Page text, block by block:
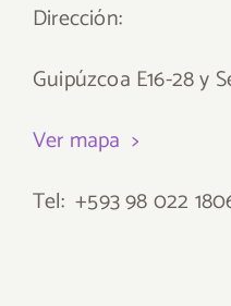
Dirección:
Guipúzcoa E16-28 y
Ver mapa >
Tel: +593 98 022